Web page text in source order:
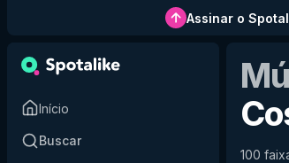
Assinar o
Início
Buscar
100